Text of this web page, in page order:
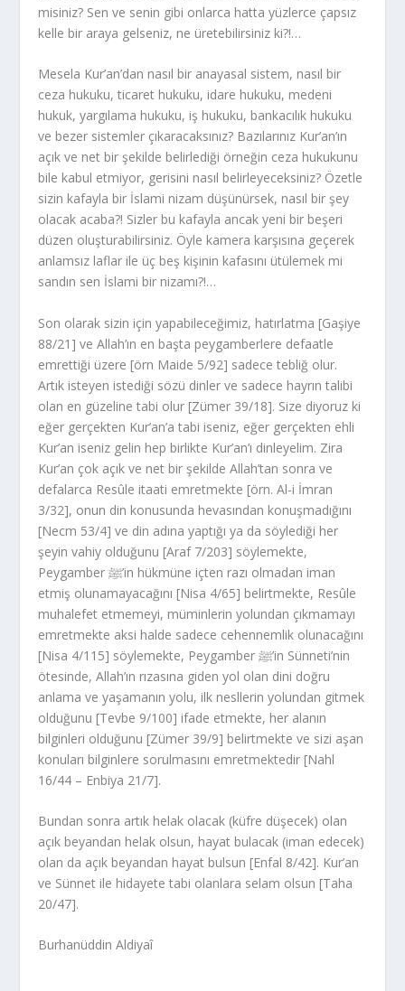
misiniz? Sen ve senin gibi onlarca hatta yüzlerce çapsız
kelle bir araya gelseniz, ne üretebilirsiniz ki?!…
Mesela Kur’an’dan nasıl bir anayasal sistem, nasıl bir
ceza hukuku, ticaret hukuku, idare hukuku, medeni
hukuk, yargılama hukuku, iş hukuku, bankacılık hukuku
ve bezer sistemler çıkaracaksınız? Bazılarınız Kur’an’ın
açık ve net bir şekilde belirlediği örneğin ceza hukukunu
bile kabul etmiyor, gerisini nasıl belirleyeceksiniz? Özetle
sizin kafayla bir İslami nizam düşünürsek, nasıl bir şey
olacak acaba?! Sizler bu kafayla ancak yeni bir beşeri
düzen oluşturabilirsiniz. Öyle kamera karşısına geçerek
anlamsız laflar ile üç beş kişinin kafasını ütülemek mi
sandın sen İslami bir nizamı?!…
Son olarak sizin için yapabileceğimiz, hatırlatma [Gaşiye
88/21] ve Allah’ın en başta peygamberlere defaatle
emrettiği üzere [örn Maide 5/92] sadece tebliğ olur.
Artık isteyen istediği sözü dinler ve sadece hayrın talibi
olan en güzeline tabi olur [Zümer 39/18]. Size diyoruz ki
eğer gerçekten Kur’an’a tabi iseniz, eğer gerçekten ehli
Kur’an iseniz gelin hep birlikte Kur’an’ı dinleyelim. Zira
Kur’an çok açık ve net bir şekilde Allah’tan sonra ve
defalarca Resûle itaati emretmekte [örn. Al-i İmran
3/32], onun din konusunda hevasından konuşmadığını
[Necm 53/4] ve din adına yaptığı ya da söylediği her
şeyin vahiy olduğunu [Araf 7/203] söylemekte,
Peygamber ﷺ’in hükmüne içten razı olmadan iman
etmiş olunamayacağını [Nisa 4/65] belirtmekte, Resûle
muhalefet etmemeyi, müminlerin yolundan çıkmamayı
emretmekte aksi halde sadece cehennemlik olunacağını
[Nisa 4/115] söylemekte, Peygamber ﷺ’in Sünneti’nin
ötesinde, Allah’ın rızasına giden yol olan dini doğru
anlama ve yaşamanın yolu, ilk nesllerin yolundan gitmek
olduğunu [Tevbe 9/100] ifade etmekte, her alanın
bilginleri olduğunu [Zümer 39/9] belirtmekte ve sizi aşan
konuları bilginlere sorulmasını emretmektedir [Nahl
16/44 – Enbiya 21/7].
Bundan sonra artık helak olacak (küfre düşecek) olan
açık beyandan helak olsun, hayat bulacak (iman edecek)
olan da açık beyandan hayat bulsun [Enfal 8/42]. Kur’an
ve Sünnet ile hidayete tabi olanlara selam olsun [Taha
20/47].
Burhanüddin Aldiyaî